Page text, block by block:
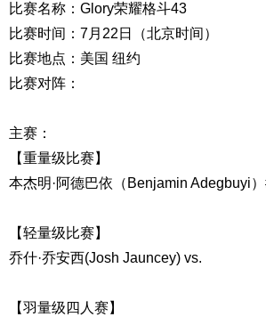
比赛名称：Glory荣耀格斗43
比赛时间：7月22日（北京时间）
比赛地点：美国 纽约
比赛对阵：
主赛：
【重量级比赛】
本杰明·阿德巴依（Benjamin Adegbuyi
【轻量级比赛】
乔什·乔安西(Josh Jauncey) vs.
【羽量级四人赛】